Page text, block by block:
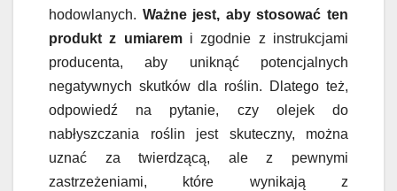
hodowlanych. Ważne jest, aby stosować ten
produkt z umiaremi zgodnie z instrukcjami
producenta, aby uniknąć potencjalnych
negatywnych skutków dla roślin. Dlatego też,
odpowiedź na pytanie, czy olejek do
nabłyszczania roślin jest skuteczny, można
uznać za twierdzącą, ale z pewnymi
zastrzeżeniami, które wynikają z